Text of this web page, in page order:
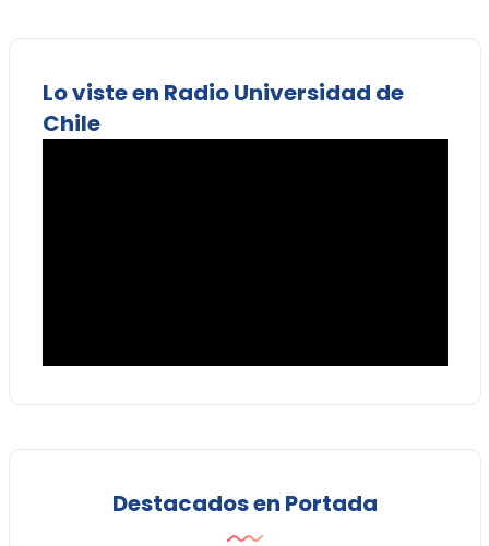
Lo viste en Radio Universidad de
Chile
Destacados en Portada